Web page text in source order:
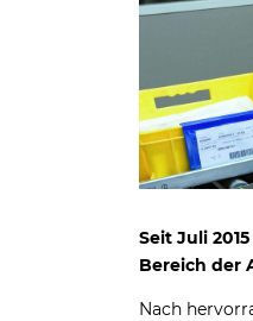
Seit Juli
Bereich der
Nach